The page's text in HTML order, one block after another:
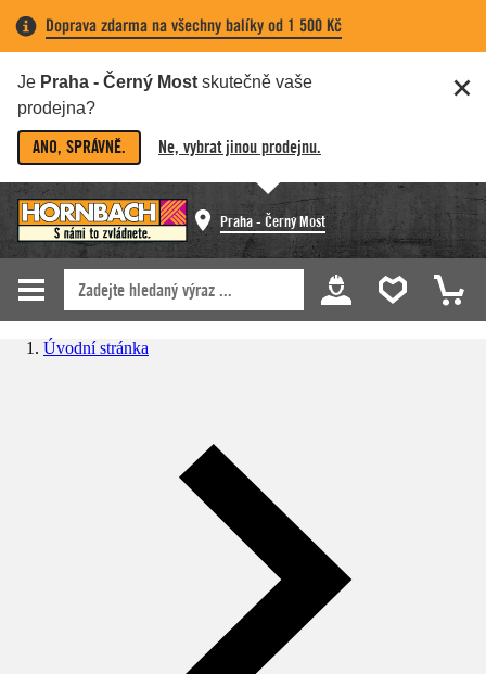
Doprava zdarma na všechny balíky od 1 500 Kč
Je Praha - Černý Most skutečně vaše
prodejna?
ANO, SPRÁVNĚ. Ne, vybrat jinou prodejnu.
Praha - Černý Most
Úvodní stránka